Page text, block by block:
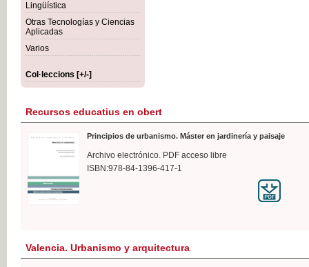
Lingüística
Otras Tecnologías y Ciencias
Aplicadas
Varios
Col·leccions [+/-]
Recursos educatius en obert
Principios de urbanismo. Máster en jardinería y paisaje
Archivo electrónico. PDF acceso libre
ISBN:978-84-1396-417-1
Valencia. Urbanismo y arquitectura